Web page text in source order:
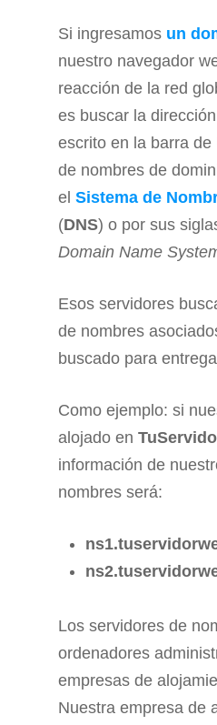
Si ingresamos un
nuestro navegador
reacción de la red
es buscar la
escrito en la barra
de nombres de
el Sistema de
(DNS) o por sus
Domain Name
Esos servidores
de nombres
buscado para
Como ejemplo: si
alojado en
información de
nombres será:
Los servidores de
ordenadores
empresas de
Nuestra empresa de